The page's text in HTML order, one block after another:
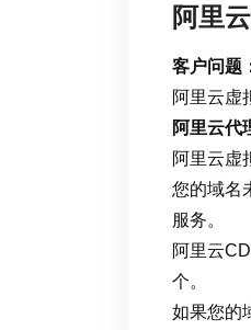
阿里
客户问题
阿里云虚
阿里云代
阿里云虚
您的域名
服务。
阿里云
个。
如果您的